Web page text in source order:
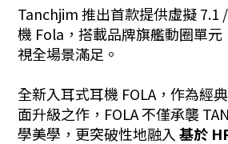
Tanchjim 推出首款提供虛擬 7.1
機 Fola，搭載品牌旗艦動圈單
視全場景滿足。
全新入耳式耳機 FOLA，作為經
面升級之作，FOLA 不僅承襲
學美學，更突破性地融入基於